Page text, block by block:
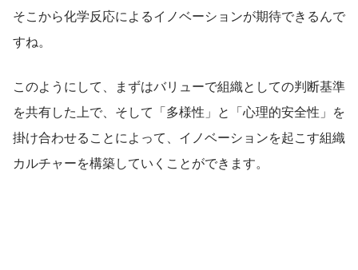
そこから化学反応によるイノベーションが期待できるんで
すね。
このようにして、まずはバリューで組織としての判断基準
を共有した上で、そして「多様性」と「心理的安全性」を
掛け合わせることによって、イノベーションを起こす組織
カルチャーを構築していくことができます。